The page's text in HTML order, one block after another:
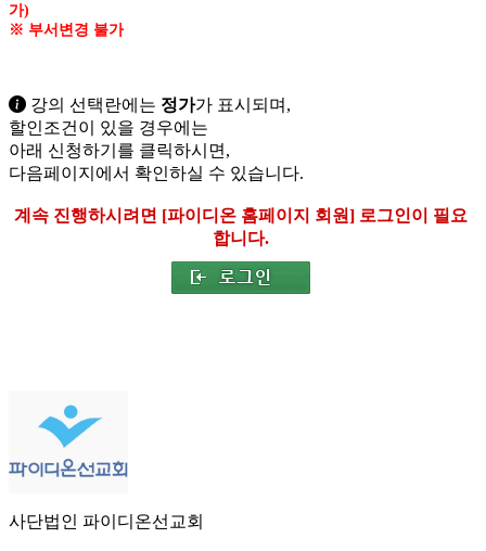
가)
※ 부서변경 불가
강의 선택란에는 정가가 표시되며,
할인조건이 있을 경우에는
아래 신청하기 를 클릭하시면,
다음페이지에서 확인하실 수 있습니다.
계속 진행하시려면 [파이디온 홈페이지 회원] 로그인이 필요
합니다.
사단법인 파이디온선교회